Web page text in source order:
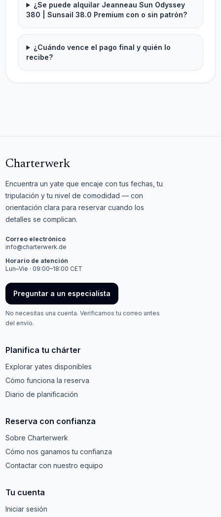
¿Se puede alquilar Jeanneau Sun Odyssey
380 | Sunsail 38.0 Premium con o sin patrón?
¿Cuándo vence el pago final y quién lo
recibe?
Charterwerk
Encuentra un yate que encaje con tus fechas, tu
tripulación y tu nivel de comodidad — con
orientación clara para reservar cuando los
detalles se complican.
Correo electrónico
info@charterwerk.de
Horario de atención
Lun–Vie · 09:00–18:00 CET
Preguntar a un especialista
No necesitas una cuenta. Verificamos tu correo antes
del envío.
Planifica tu chárter
Explorar yates disponibles
Cómo funciona la reserva
Diario de planificación
Reserva con confianza
Sobre Charterwerk
Cómo nos ganamos tu confianza
Contactar con nuestro equipo
Tu cuenta
Iniciar sesión